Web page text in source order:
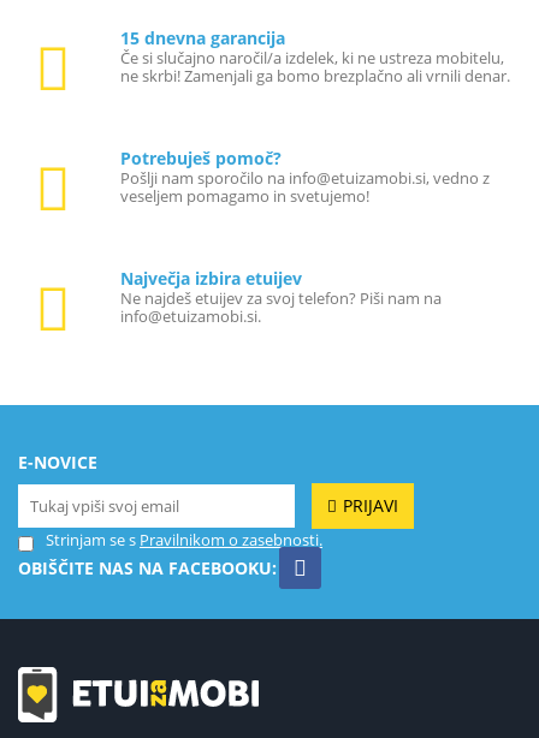
15 dnevna garancija
Če si slučajno naročil/a izdelek, ki ne ustreza mobitelu,
ne skrbi! Zamenjali ga bomo brezplačno ali vrnili denar.
Potrebuješ pomoč?
Pošlji nam sporočilo na info@etuizamobi.si, vedno z
veseljem pomagamo in svetujemo!
Največja izbira etuijev
Ne najdeš etuijev za svoj telefon? Piši nam na
info@etuizamobi.si.
E-NOVICE
PRIJAVI
Strinjam se s Pravilnikom o zasebnosti.
OBIŠČITE NAS NA FACEBOOKU: